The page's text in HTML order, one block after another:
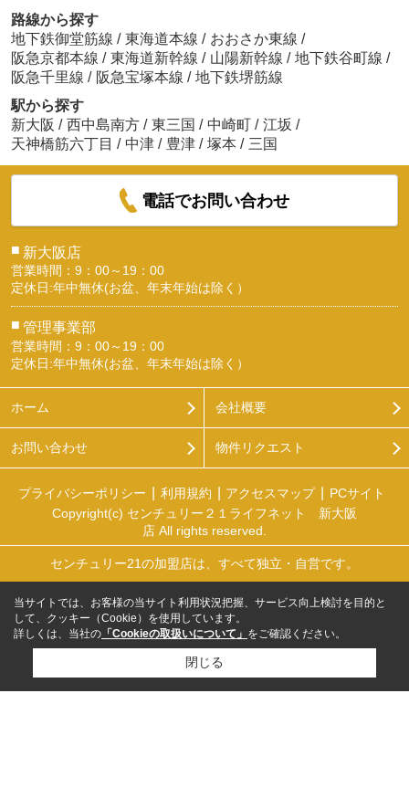
路線から探す
地下鉄御堂筋線 / 東海道本線 / おおさか東線 /
阪急京都本線 / 東海道新幹線 / 山陽新幹線 / 地下鉄谷町線 /
阪急千里線 / 阪急宝塚本線 / 地下鉄堺筋線
駅から探す
新大阪 / 西中島南方 / 東三国 / 中崎町 / 江坂 /
天神橋筋六丁目 / 中津 / 豊津 / 塚本 / 三国
電話でお問い合わせ
■ 新大阪店
営業時間：9：00～19：00
定休日:年中無休(お盆、年末年始は除く）
■ 管理事業部
営業時間：9：00～19：00
定休日:年中無休(お盆、年末年始は除く）
ホーム 会社概要
お問い合わせ 物件リクエスト
プライバシーポリシー 利用規約 アクセスマップ
PCサイト
Copyright(c) センチュリー２１ライフネット 新大阪
店 All rights reserved.
センチュリー21の加盟店は、すべて独立・自営です。
当サイトでは、お客様の当サイト利用状況把握、サービス向上検討を目的と
して、クッキー（Cookie）を使用しています。
詳しくは、当社の 「Cookieの取扱いについて」 をご確認ください。
閉じる